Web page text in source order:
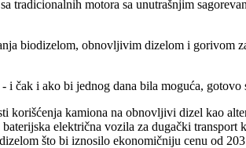
tradicionalnih motora sa unutrašnjim
biodizelom, obnovljivim dizelom i
čak i ako bi jednog dana bila moguća,
kamiona na obnovljivi dizel kao
električna vozila za dugački
što bi iznosilo ekonomičniju cenu od